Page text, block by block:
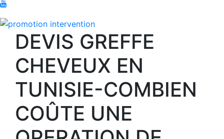
DEVIS GREFFE
CHEVEUX EN
TUNISIE-COMBIEN
COÛTE UNE